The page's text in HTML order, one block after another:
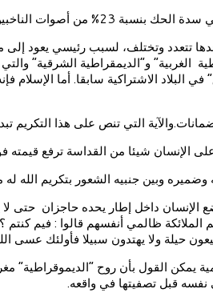
الغربية التي باتت تطبع أفكار وأخلاق وسلوك الكثير منا.
تتعدد وتختلف، لسبب رئيسي يعود إلى
الغربية” و”الديمقراطية الشرقية”
في البلاد الاشتراكية سابقا. أما
التي تنص على هذا التكريم
الإنسان شيئا من القداسة ترفع
وبين جنبيه الشعور بتكريم الله
داخل إطار يحده حاجزان حتى لا
توفاهم الملائكة ظالمي أنفسهم قالوا
حيلة ولا يهتدون سبيلا فأولئك عسى الله
يمكن القول بأن روح “الديموقراطية”
نفسه قبل تصفيتها في واقعه.